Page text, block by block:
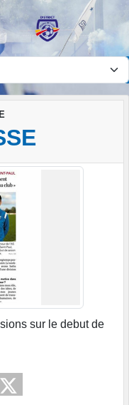
sur le debut de